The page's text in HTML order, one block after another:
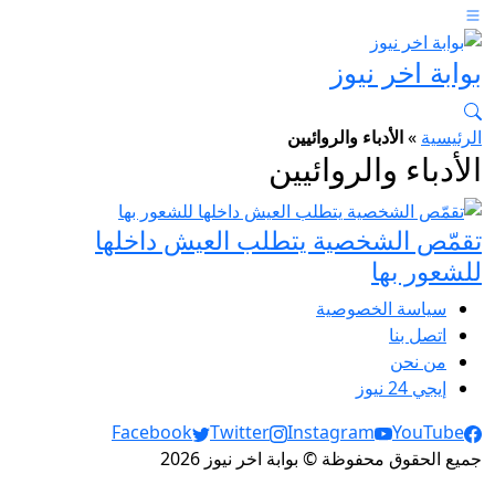
بوابة اخر نيوز
الرئيسية »الأدباء والروائيين
الأدباء والروائيين
تقمّص الشخصية يتطلب العيش داخلها
للشعور بها
سياسة الخصوصية
اتصل بنا
من نحن
إيجي 24 نيوز
Social Links
Facebook Twitter Instagram
YouTube
جميع الحقوق محفوظة © بوابة اخر نيوز 2026